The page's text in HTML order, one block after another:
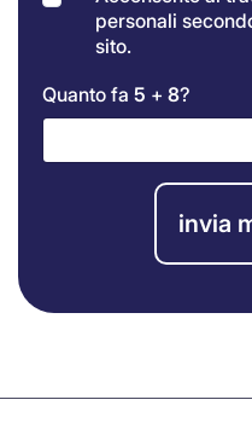
personali
sito.
Quanto fa 5 + 8?
invia